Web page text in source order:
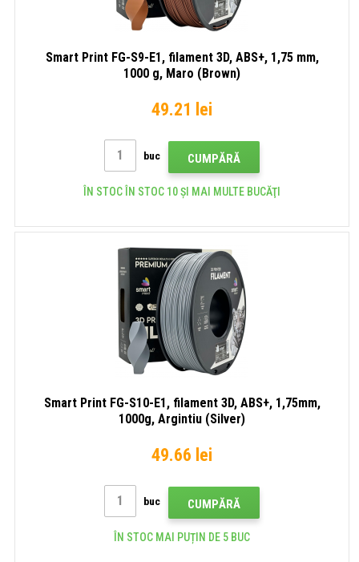
Smart Print FG-S9-E1, filament 3D, ABS+, 1,75 mm,
1000 g, Maro (Brown)
49.21 lei
buc CUMPĂRĂ
ÎN STOC ÎN STOC 10 ȘI MAI MULTE BUCĂŢI
Smart Print FG-S10-E1, filament 3D, ABS+, 1,75mm,
1000g, Argintiu (Silver)
49.66 lei
buc CUMPĂRĂ
ÎN STOC MAI PUȚIN DE 5 BUC